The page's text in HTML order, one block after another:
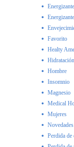
Energizante
Favorito
Healty
Hidratación
Hombre
Insomnio
Magnesio
Medical
Mujeres
Novedades
Perdida de